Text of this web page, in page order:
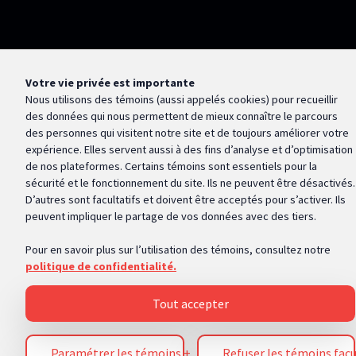
Nom complet*
Adresse courriel*
Occupation*
M'abonner
Votre vie privée est importante
Nous utilisons des témoins (aussi appelés cookies) pour recueillir
des données qui nous permettent de mieux connaître le parcours
des personnes qui visitent notre site et de toujours améliorer votre
expérience. Elles servent aussi à des fins d’analyse et d’optimisation
de nos plateformes. Certains témoins sont essentiels pour la
sécurité et le fonctionnement du site. Ils ne peuvent être désactivés.
D’autres sont facultatifs et doivent être acceptés pour s’activer. Ils
peuvent impliquer le partage de vos données avec des tiers.
Pour en savoir plus sur l’utilisation des témoins, consultez notre
politique de confidentialité.
Paramétrer les témoins + Refuser les témoins
Tout accepter